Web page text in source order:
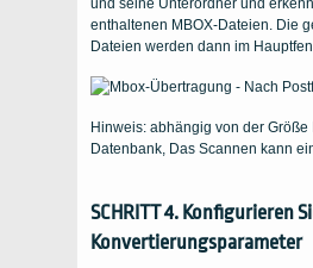
und seine Unterordner und
enthaltenen MBOX-Dateien. Die
Dateien werden dann im
Hinweis: abhängig von der Größe
Datenbank, Das Scannen kann
SCHRITT 4. Konfigurieren
Konvertierungsparameter